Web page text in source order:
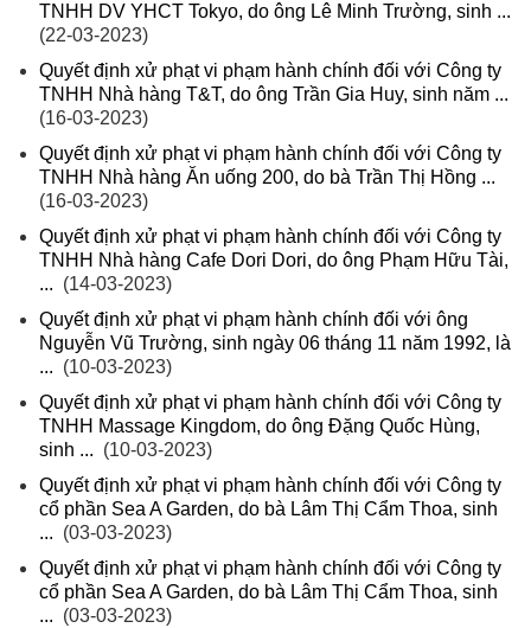
TNHH DV YHCT Tokyo, do ông Lê Minh Trường, sinh ...
(22-03-2023)
Quyết định xử phạt vi phạm hành chính đối với Công ty
TNHH Nhà hàng T&T, do ông Trần Gia Huy, sinh năm ...
(16-03-2023)
Quyết định xử phạt vi phạm hành chính đối với Công ty
TNHH Nhà hàng Ăn uống 200, do bà Trần Thị Hồng ...
(16-03-2023)
Quyết định xử phạt vi phạm hành chính đối với Công ty
TNHH Nhà hàng Cafe Dori Dori, do ông Phạm Hữu Tài,
... (14-03-2023)
Quyết định xử phạt vi phạm hành chính đối với ông
Nguyễn Vũ Trường, sinh ngày 06 tháng 11 năm 1992, là
... (10-03-2023)
Quyết định xử phạt vi phạm hành chính đối với Công ty
TNHH Massage Kingdom, do ông Đặng Quốc Hùng,
sinh ... (10-03-2023)
Quyết định xử phạt vi phạm hành chính đối với Công ty
cổ phần Sea A Garden, do bà Lâm Thị Cẩm Thoa, sinh
... (03-03-2023)
Quyết định xử phạt vi phạm hành chính đối với Công ty
cổ phần Sea A Garden, do bà Lâm Thị Cẩm Thoa, sinh
... (03-03-2023)